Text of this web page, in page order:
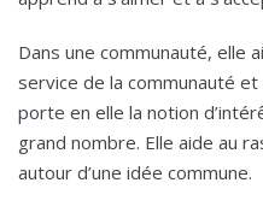
Dans une communauté, elle
service de la communauté
porte en elle la notion
grand nombre. Elle aide au
autour d’une idée commune.